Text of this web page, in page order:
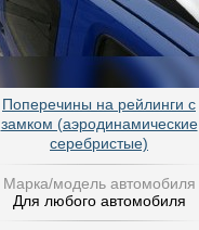
Поперечины на рейлинги с
замком (аэродинамические
серебристые)
Марка/модель автомобиля
Для любого автомобиля